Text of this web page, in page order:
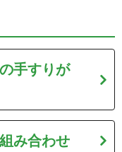
手すりが
組み合わせ